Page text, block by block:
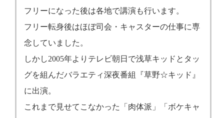
フリーになった後は各地で講演も行います。
フリー転身後はほぼ司会・キャスターの仕事に専
念していました。
しかし2005年よりテレビ朝日で浅草キッドとタッ
グを組んだバラエティ深夜番組『草野☆キッド』
に出演。
これまで見せてこなかった「肉体派」「ボケキャ